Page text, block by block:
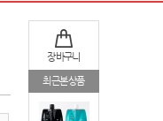
장바구니
최근본상품